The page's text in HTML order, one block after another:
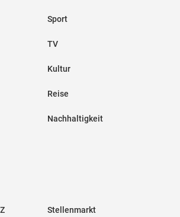
Sport
TV
Kultur
Reise
Nachhaltigkeit
Stellenmarkt